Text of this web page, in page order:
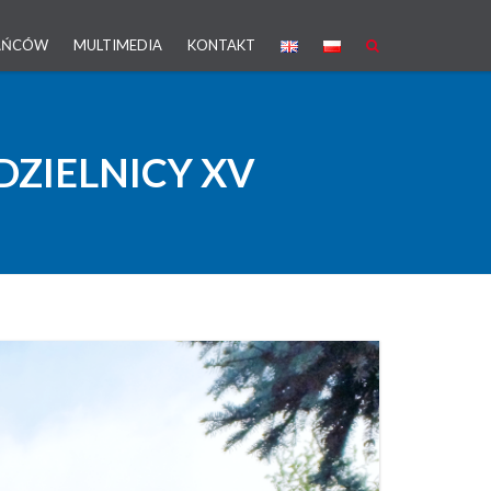
MULTIMEDIA KONTAKT
XV